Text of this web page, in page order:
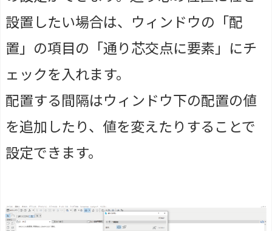
設置したい場合は、ウィンドウの「配
置」の項目の「通り芯交点に要素」にチ
ェックを入れます。
配置する間隔はウィンドウ下の配置の値
を追加したり、値を変えたりすることで
設定できます。